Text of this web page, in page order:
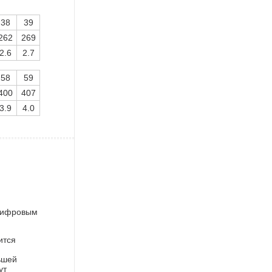
38
39
269
2.6 2.7
58
59
407
3.9 4.0